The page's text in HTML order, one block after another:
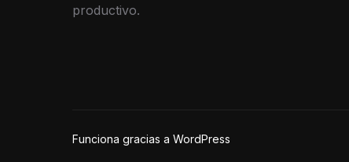
productivo.
Funciona gracias a WordPress